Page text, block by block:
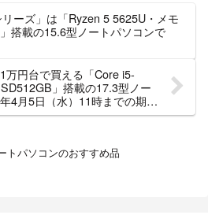
リーズ」は「Ryzen 5 5625U・メモ
搭載の15.6型ノートパソコンで
万円台で買える「Core i5-
」搭載の17.3型ノー
4月5日（水）11時までの期間
トパソコンのおすすめ品